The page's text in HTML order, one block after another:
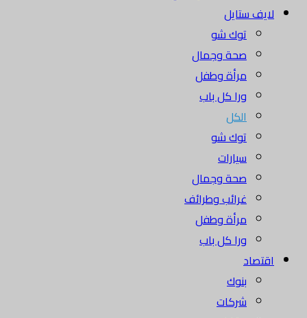
لايف ستايل
توك شو
صحة وجمال
مرأة وطفل
ورا كل باب
الكل
توك شو
سيارات
صحة وجمال
غرائب وطرائف
مرأة وطفل
ورا كل باب
اقتصاد
بنوك
شركات